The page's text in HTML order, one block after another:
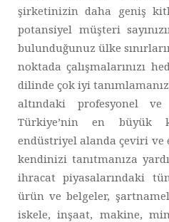
şirketinizin daha geniş
potansiyel müşteri
bulunduğunuz ülke
noktada çalışmalarınızı
dilinde çok iyi
altındaki profesyonel
Türkiye’nin en büyük
endüstriyel alanda çeviri
kendinizi tanıtmanıza
ihracat piyasalarındaki
ürün ve belgeler,
iskele, inşaat, makine,